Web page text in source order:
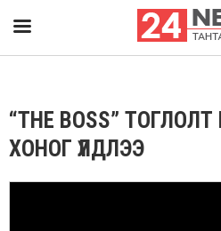
“THE BOSS”
ХОНОГ ҮЛДЛЭЭ